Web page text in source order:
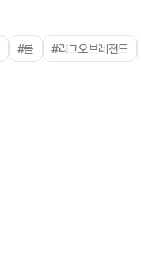
#롤 #리그오브레전드